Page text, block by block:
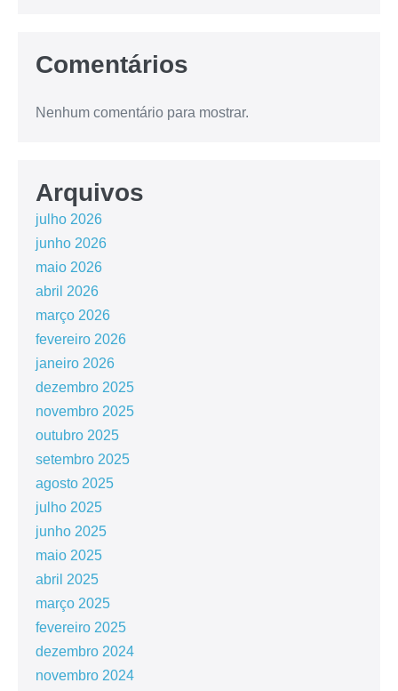
Comentários
Nenhum comentário para mostrar.
Arquivos
julho 2026
junho 2026
maio 2026
abril 2026
março 2026
fevereiro 2026
janeiro 2026
dezembro 2025
novembro 2025
outubro 2025
setembro 2025
agosto 2025
julho 2025
junho 2025
maio 2025
abril 2025
março 2025
fevereiro 2025
dezembro 2024
novembro 2024